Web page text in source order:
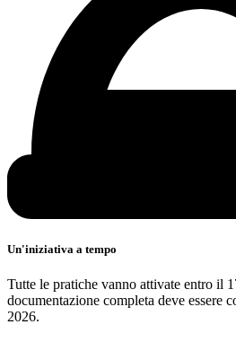
Un'iniziativa a tempo
Tutte le pratiche vanno attivate entro il
documentazione completa deve essere
2026.